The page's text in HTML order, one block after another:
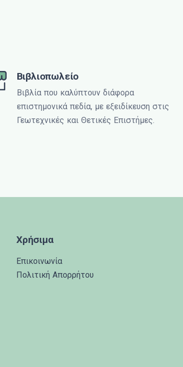
Βιβλιοπωλείο
Βιβλία που καλύπτουν διάφορα
επιστημονικά πεδία, με εξειδίκευση στις
Γεωτεχνικές και Θετικές Επιστήμες.
Χρήσιμα
Επικοινωνία
Πολιτική Απορρήτου